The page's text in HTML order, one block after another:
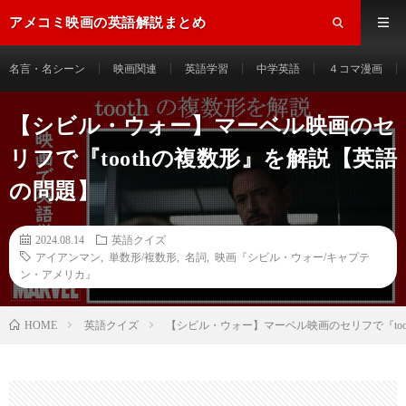
アメコミ映画の英語解説まとめ
名言・名シーン 映画関連 英語学習 中学英語 ４コマ漫画
【シビル・ウォー】マーベル映画のセ
リフで『toothの複数形』を解説【英語
の問題】
2024.08.14
英語クイズ
アイアンマン
単数形/複数形 名詞
映画『シビル・ウォー/キャプテ
ン・アメリカ』
HOME 英語クイズ 【シビル・ウォー】マーベル映画のセリフで『